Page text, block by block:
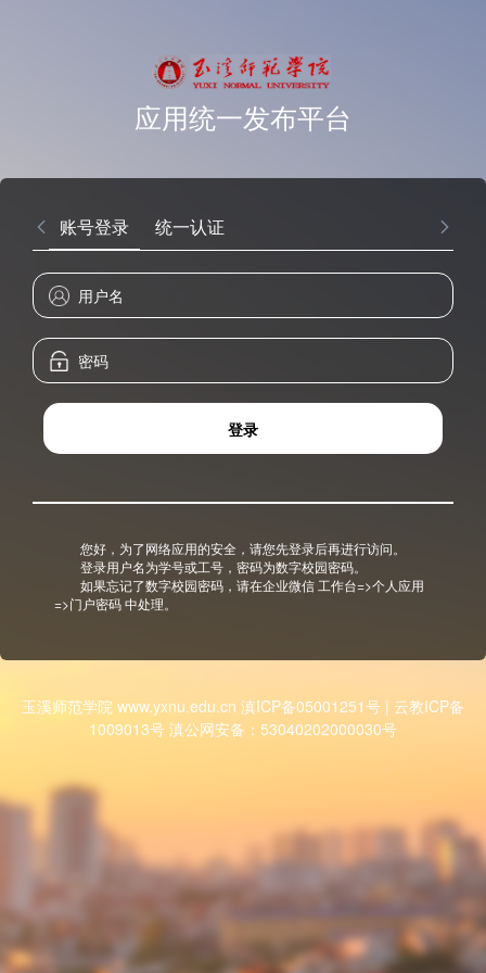
应用统一发布平台
账号登录 统一认证
登录
您好，为了网络应用的安全，请您先登录后再进行访问。
登录用户名为学号或工号，密码为数字校园密码。
如果忘记了数字校园密码，请在企业微信 工作台=>个人应用
=>门户密码 中处理。
玉溪师范学院 www.yxnu.edu.cn 滇ICP备05001251号 | 云教ICP备
1009013号 滇公网安备：53040202000030号